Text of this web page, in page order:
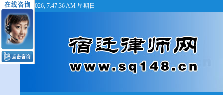
8/9/2026, 7:47:37 AM 星期日